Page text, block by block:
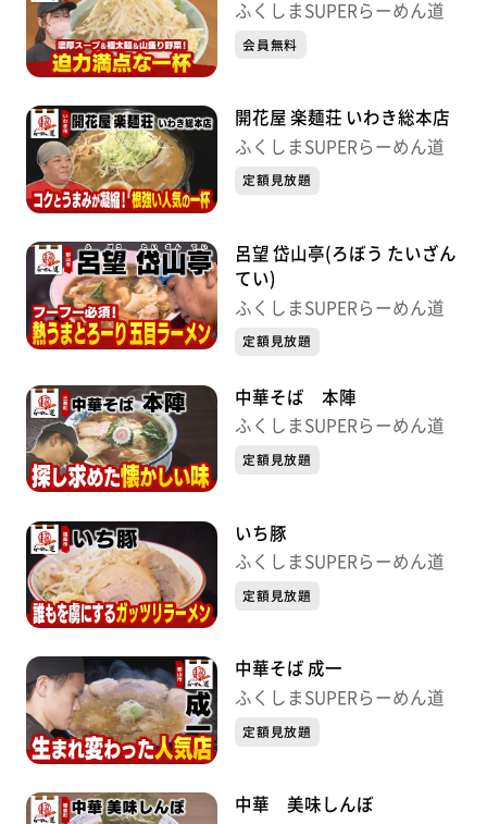
ふくしまSUPERらーめん道
会員無料
開花屋 楽麺荘 いわき総本店
ふくしまSUPERらーめん道
定額見放題
呂望 岱山亭(ろぼう たいざん
てい)
ふくしまSUPERらーめん道
定額見放題
中華そば 本陣
ふくしまSUPERらーめん道
定額見放題
いち豚
ふくしまSUPERらーめん道
定額見放題
中華そば 成一
ふくしまSUPERらーめん道
定額見放題
中華 美味しんぼ